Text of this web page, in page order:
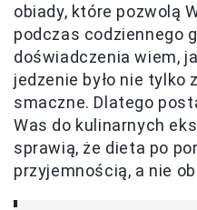
obiady, które pozwolą
podczas codziennego
doświadczenia wiem,
jedzenie było nie tylko
smaczne. Dlatego
Was do kulinarnych
sprawią, że dieta po
przyjemnością, a nie